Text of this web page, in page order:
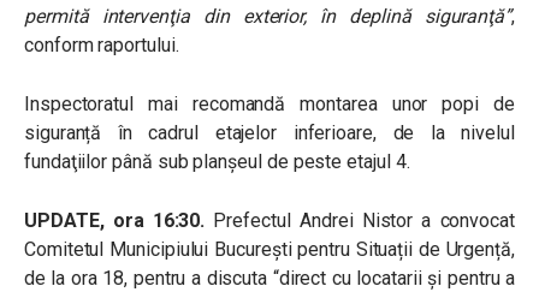
permită intervenţia din exterior, în deplină siguranţă”,
conform raportului.
Inspectoratul mai recomandă montarea unor popi de
siguranță în cadrul etajelor inferioare, de la nivelul
fundaţiilor până sub planşeul de peste etajul 4.
UPDATE, ora 16:30. Prefectul Andrei Nistor a convocat
Comitetul Municipiului București pentru Situații de Urgență,
de la ora 18, pentru a discuta “direct cu locatarii şi pentru a